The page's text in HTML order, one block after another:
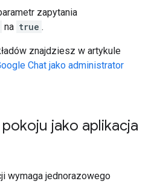
zapytania
na true .
znajdziesz w artykule
Chat jako administrator
jako aplikacja
wymaga jednorazowego